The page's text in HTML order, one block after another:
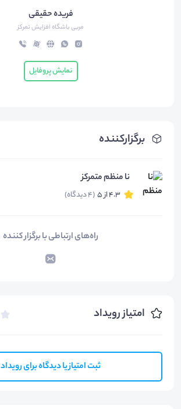
برگزارکننده
نا منظم متمرکز
4.3 از 5 (4 دیدگاه)
راه‌های ارتباطی با برگزار کننده
امتیاز رویداد
ثبت امتیاز یا دیدگاه برای رویداد
فریده حقیقی
مربی باشگاه افزایش تمرکز
نمایش پروفایل